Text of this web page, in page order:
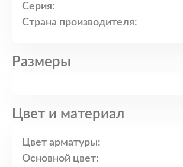
Серия:
Страна производителя:
Размеры
Цвет и материал
Цвет арматуры:
Основной цвет: